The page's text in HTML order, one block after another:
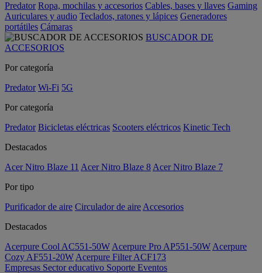
Predator Ropa, mochilas y accesorios Cables, bases y llaves Gaming
Auriculares y audio Teclados, ratones y lápices Generadores
portátiles Cámaras
BUSCADOR DE
ACCESORIOS
Por categoría
Predator Wi-Fi 5G
Por categoría
Predator Bicicletas eléctricas Scooters eléctricos Kinetic Tech
Destacados
Acer Nitro Blaze 11 Acer Nitro Blaze 8 Acer Nitro Blaze 7
Por tipo
Purificador de aire Circulador de aire Accesorios
Destacados
Acerpure Cool AC551-50W Acerpure Pro AP551-50W Acerpure
Cozy AF551-20W Acerpure Filter ACF173
Empresas Sector educativo Soporte Eventos